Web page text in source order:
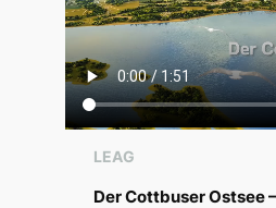
LEAG
Der Cottbuser Ostsee